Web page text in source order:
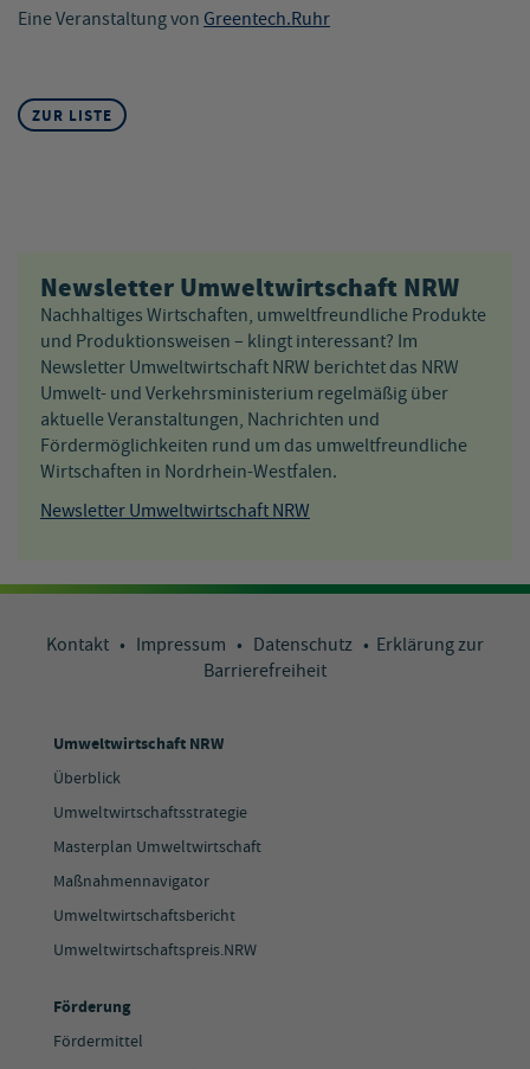
Eine Veranstaltung von Greentech.Ruhr
ZUR LISTE
Newsletter Umweltwirtschaft NRW
Nachhaltiges Wirtschaften, umweltfreundliche Produkte
und Produktionsweisen – klingt interessant? Im
Newsletter Umweltwirtschaft NRW berichtet das NRW
Umwelt- und Verkehrsministerium regelmäßig über
aktuelle Veranstaltungen, Nachrichten und
Fördermöglichkeiten rund um das umweltfreundliche
Wirtschaften in Nordrhein-Westfalen.
Newsletter Umweltwirtschaft NRW
Kontakt • Impressum • Datenschutz • Erklärung zur
Barrierefreiheit
Umweltwirtschaft NRW
Überblick
Umweltwirtschaftsstrategie
Masterplan Umweltwirtschaft
Maßnahmennavigator
Umweltwirtschaftsbericht
Umweltwirtschaftspreis.NRW
Förderung
Fördermittel